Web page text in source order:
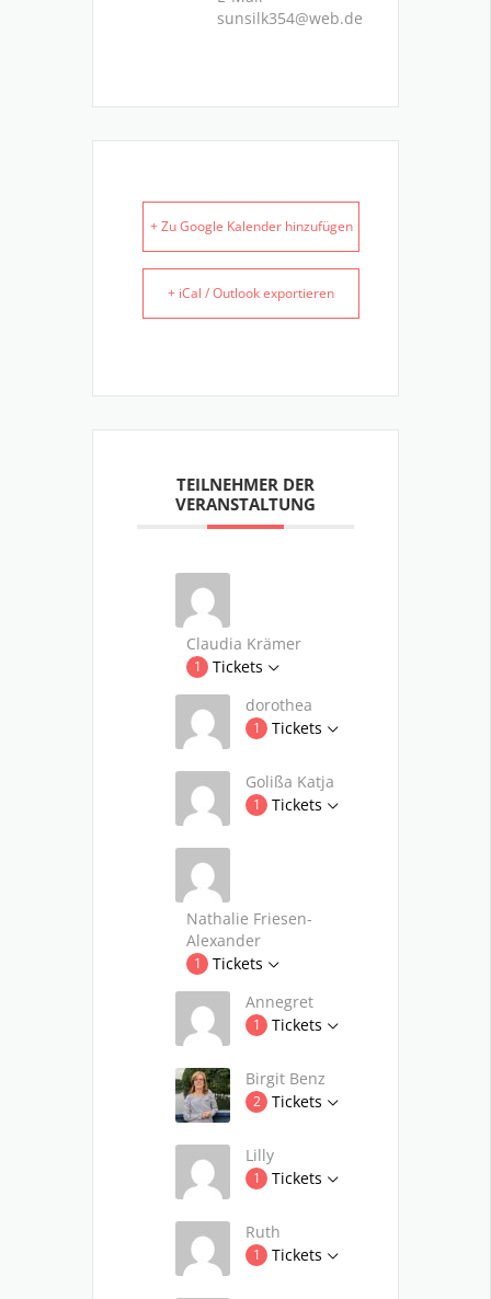
sunsilk354@web.de
+ Zu Google Kalender hinzufügen
+ iCal / Outlook exportieren
TEILNEHMER DER
VERANSTALTUNG
Claudia Krämer
1
Tickets
dorothea
1 Tickets
Golißa Katja
1 Tickets
Nathalie Friesen-
Alexander
1
Tickets
Annegret
1 Tickets
Birgit Benz
2 Tickets
Lilly
1 Tickets
Ruth
1 Tickets